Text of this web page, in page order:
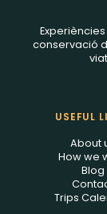
conservació
USEFUL
About
How we
Blog
Trips